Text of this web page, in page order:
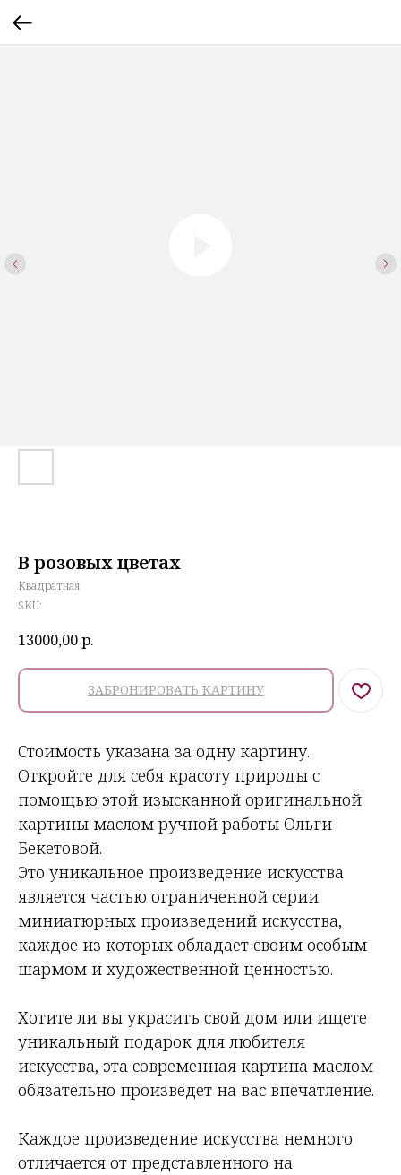
В розовых цветах
Квадратная
SKU:
13000,00р.
ЗАБРОНИРОВАТЬ КАРТИНУ
Стоимость указана за одну картину.
Откройте для себя красоту природы с
помощью этой изысканной оригинальной
картины маслом ручной работы Ольги
Бекетовой.
Это уникальное произведение искусства
является частью ограниченной серии
миниатюрных произведений искусства,
каждое из которых обладает своим особым
шармом и художественной ценностью.
Хотите ли вы украсить свой дом или ищете
уникальный подарок для любителя
искусства, эта современная картина маслом
обязательно произведет на вас впечатление.
Каждое произведение искусства немного
отличается от представленного на